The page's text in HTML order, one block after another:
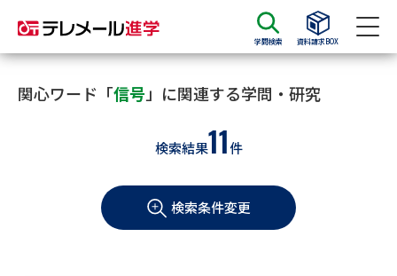
学問検索 資料請求BOX
資料請求 資料検索
大学・短大の資料種類から請求
学部・学科パンフ
関心ワード「信号 」に関連する学問・研究
検索結果11件
検索条件変更